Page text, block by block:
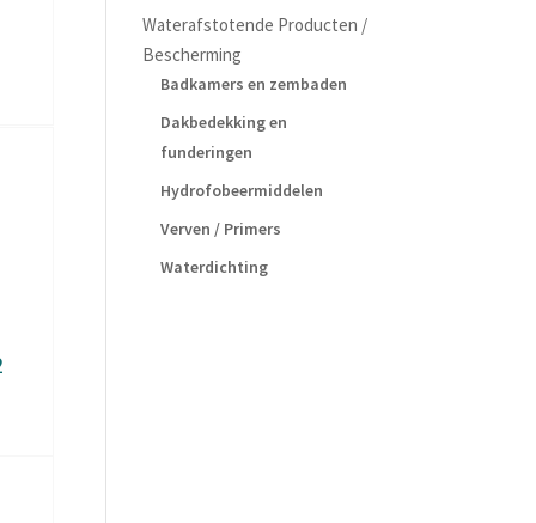
Waterafstotende Producten /
Bescherming
Badkamers en zembaden
Dakbedekking en
funderingen
Hydrofobeermiddelen
Verven / Primers
Waterdichting